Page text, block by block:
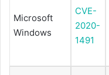
Microsoft
Windows
CVE-
2020-
1491